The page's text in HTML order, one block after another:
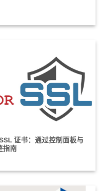
证书：通过控制面板与
指南